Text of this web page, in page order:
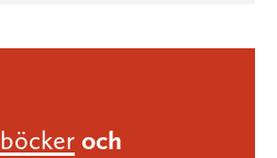
böcker och